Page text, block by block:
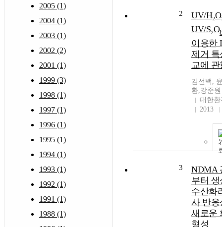
2005 (1)
2004 (1)
2003 (1)
2002 (2)
2001 (1)
1999 (3)
1998 (1)
1997 (1)
1996 (1)
1995 (1)
1994 (1)
1993 (1)
1992 (1)
1991 (1)
1988 (1)
2
UV/
UV/S₂O
이용한
제거 특
교에 관
김선백,
환,강준원
대한
2013
3
NDMA
부터
수산화
사 반응
새로운
형성